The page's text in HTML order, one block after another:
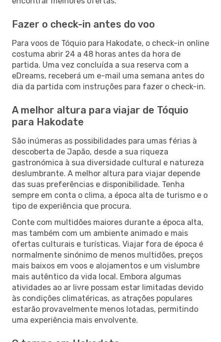
Fazer o check-in antes do voo
Para voos de Tóquio para Hakodate, o check-in online
costuma abrir 24 a 48 horas antes da hora de
partida. Uma vez concluída a sua reserva com a
eDreams, receberá um e-mail uma semana antes do
dia da partida com instruções para fazer o check-in.
A melhor altura para viajar de Tóquio
para Hakodate
São inúmeras as possibilidades para umas férias à
descoberta de Japão, desde a sua riqueza
gastronómica à sua diversidade cultural e natureza
deslumbrante. A melhor altura para viajar depende
das suas preferências e disponibilidade. Tenha
sempre em conta o clima, a época alta de turismo e o
tipo de experiência que procura.
Conte com multidões maiores durante a época alta,
mas também com um ambiente animado e mais
ofertas culturais e turísticas. Viajar fora de época é
normalmente sinónimo de menos multidões, preços
mais baixos em voos e alojamentos e um vislumbre
mais autêntico da vida local. Embora algumas
atividades ao ar livre possam estar limitadas devido
às condições climatéricas, as atrações populares
estarão provavelmente menos lotadas, permitindo
uma experiência mais envolvente.